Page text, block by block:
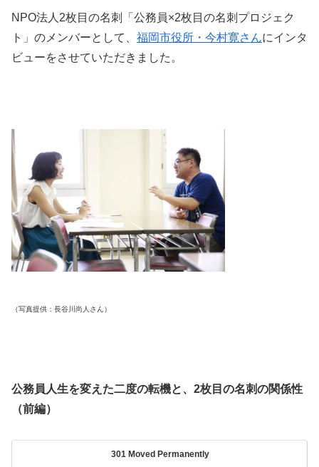
NPO法人2枚目の名刺「公務員×2枚目の名刺プロジェク
ト」のメンバーとして、 福岡市役所・今村寛さんにインタ
ビューをさせていただきました。
（写真提供：長谷川尚人さん）
公務員人生を変えた二度の転機と、2枚目の名刺の関係性
（前編）
301 Moved Permanently